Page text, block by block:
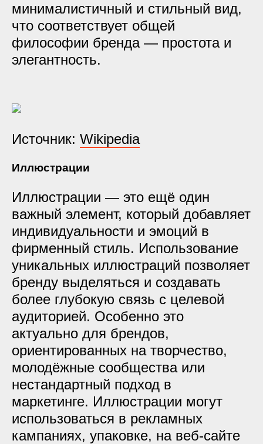
минималистичный и стильный вид,
что соответствует общей
философии бренда — простота и
элегантность.
Источник: Wikipedia
Иллюстрации
Иллюстрации — это ещё один
важный элемент, который добавляет
индивидуальности и эмоций в
фирменный стиль. Использование
уникальных иллюстраций позволяет
бренду выделяться и создавать
более глубокую связь с целевой
аудиторией. Особенно это
актуально для брендов,
ориентированных на творчество,
молодёжные сообщества или
нестандартный подход в
маркетинге. Иллюстрации могут
использоваться в рекламных
кампаниях, упаковке, на веб-сайте